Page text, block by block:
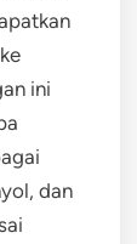
ini
dan